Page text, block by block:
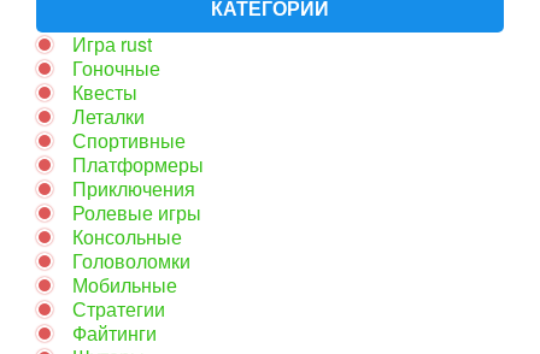
КАТЕГОРИИ
Игра rust
Гоночные
Квесты
Леталки
Спортивные
Платформеры
Приключения
Ролевые игры
Консольные
Головоломки
Мобильные
Стратегии
Файтинги